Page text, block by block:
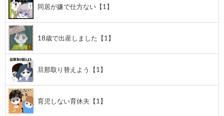
同居が嫌で仕方ない【1】
18歳で出産しました【1】
旦那取り替えよう【1】
育児しない育休夫【1】